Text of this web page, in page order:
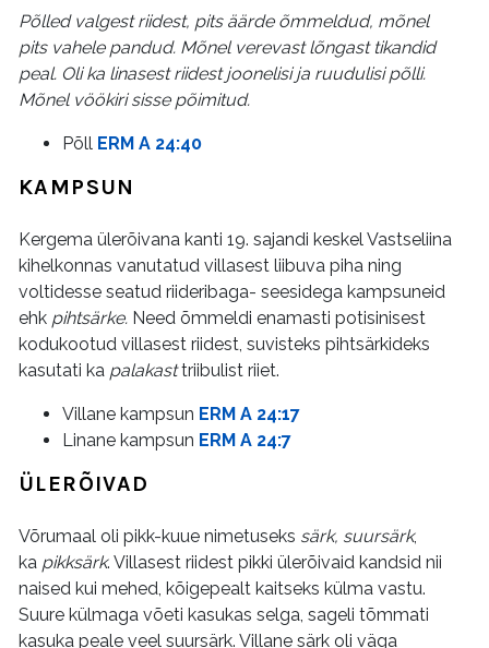
Põlled valgest riidest, pits äärde õmmeldud, mõnel
pits vahele pandud. Mõnel verevast lõngast tikandid
peal. Oli ka linasest riidest joonelisi ja ruudulisi põlli.
Mõnel vöökiri sisse põimitud.
Põll ERM A 24:40
KAMPSUN
Kergema ülerõivana kanti 19. sajandi keskel Vastseliina
kihelkonnas vanutatud villasest liibuva piha ning
voltidesse seatud riideribaga- seesidega kampsuneid
ehk pihtsärke. Need õmmeldi enamasti potisinisest
kodukootud villasest riidest, suvisteks pihtsärkideks
kasutati ka palakasttriibulist riiet.
Villane kampsun ERM A 24:17
Linane kampsun ERM A 24:7
ÜLERÕIVAD
Võrumaal oli pikk-kuue nimetuseks särk, suursärk,
ka pikksärk. Villasest riidest pikki ülerõivaid kandsid nii
naised kui mehed, kõigepealt kaitseks külma vastu.
Suure külmaga võeti kasukas selga, sageli tõmmati
kasuka peale veel suursärk. Villane särk oli väga